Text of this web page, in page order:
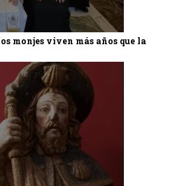
monjes viven más años que la